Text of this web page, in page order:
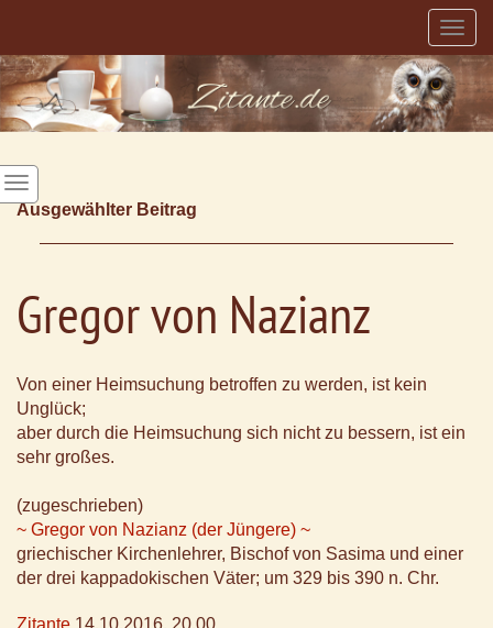
Ausgewählter Beitrag
Gregor von Nazianz
Von einer Heimsuchung betroffen zu werden, ist kein
Unglück;
aber durch die Heimsuchung sich nicht zu bessern, ist ein
sehr großes.
(zugeschrieben)
~ Gregor von Nazianz (der Jüngere) ~
griechischer Kirchenlehrer, Bischof von Sasima und einer
der drei kappadokischen Väter; um 329 bis 390 n. Chr.
Zitante 14.10.2016, 20.00